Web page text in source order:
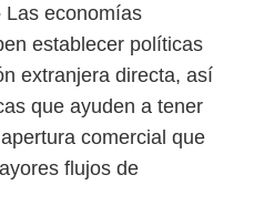
Las economías
establecer políticas
extranjera directa, así
que ayuden a tener
comercial que
flujos de